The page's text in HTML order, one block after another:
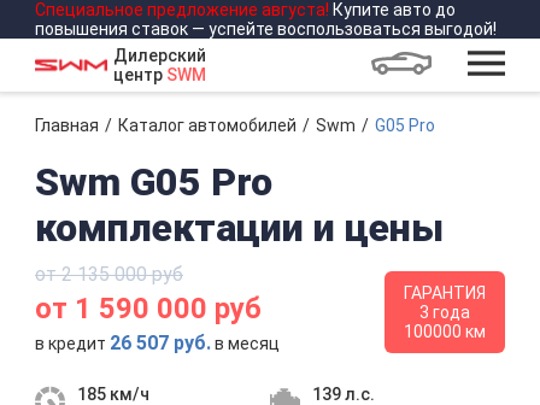
Специальное предложение августа! Купите авто до
повышения ставок — успейте воспользоваться выгодой!
Дилерский
центр SWM
Главная Каталог автомобилей Swm G05 Pro
Swm G05 Pro
комплектации и цены
от 2 135 000 руб
от 1 590 000 руб
в кредит 26 507 руб.в месяц
ГАРАНТИЯ
3 года
100000 км
185 км/ч 139 л.с.